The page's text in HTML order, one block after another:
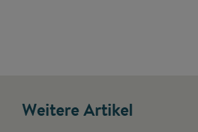
Weitere Artikel